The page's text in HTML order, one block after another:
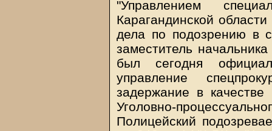
"Управлением
Карагандинской
дела по подозрению в
заместитель
был сегодня
управление
задержание в
Уголовно-
Полицейский